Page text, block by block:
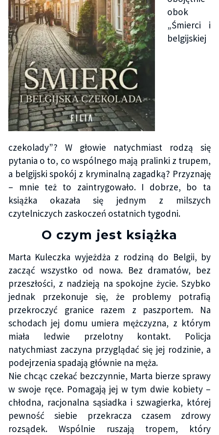
obok
„Śmierci i
belgijskiej
czekolady”? W głowie natychmiast rodzą się
pytania o to, co wspólnego mają pralinki z trupem,
a belgijski spokój z kryminalną zagadką? Przyznaję
– mnie też to zaintrygowało. I dobrze, bo ta
książka okazała się jednym z milszych
czytelniczych zaskoczeń ostatnich tygodni.
O czym jest książka
Marta Kuleczka wyjeżdża z rodziną do Belgii, by
zacząć wszystko od nowa. Bez dramatów, bez
przeszłości, z nadzieją na spokojne życie. Szybko
jednak przekonuje się, że problemy potrafią
przekroczyć granice razem z paszportem. Na
schodach jej domu umiera mężczyzna, z którym
miała ledwie przelotny kontakt. Policja
natychmiast zaczyna przyglądać się jej rodzinie, a
podejrzenia spadają głównie na męża.
Nie chcąc czekać bezczynnie, Marta bierze sprawy
w swoje ręce. Pomagają jej w tym dwie kobiety –
chłodna, racjonalna sąsiadka i szwagierka, której
pewność siebie przekracza czasem zdrowy
rozsądek. Wspólnie ruszają tropem, który